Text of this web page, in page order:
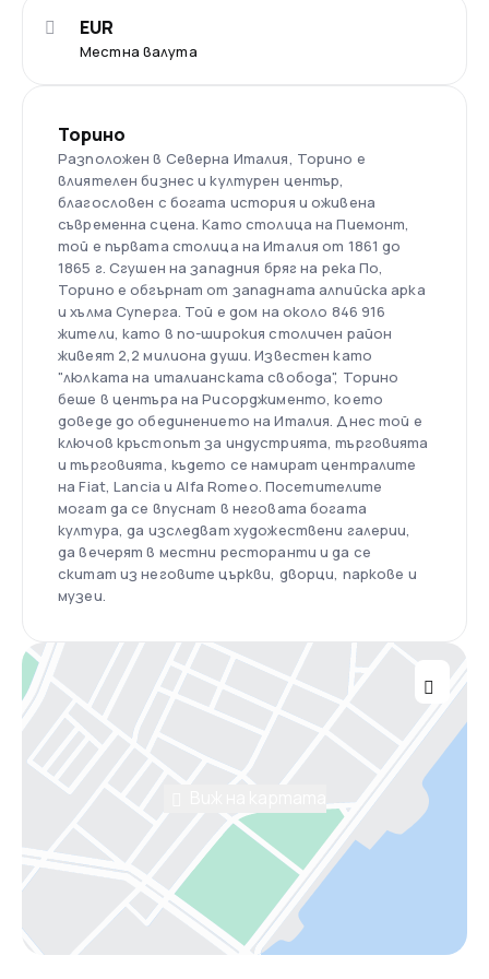
Местна валута
EUR
Торино
Разположен в Северна Италия, Торино е
влиятелен бизнес и културен център,
благословен с богата история и оживена
съвременна сцена. Като столица на Пиемонт,
той е първата столица на Италия от 1861 до
1865 г. Сгушен на западния бряг на река По,
Торино е обгърнат от западната алпийска арка
и хълма Суперга. Той е дом на около 846 916
жители, като в по-широкия столичен район
живеят 2,2 милиона души. Известен като
"люлката на италианската свобода", Торино
беше в центъра на Рисорджименто, което
доведе до обединението на Италия. Днес той е
ключов кръстопът за индустрията, търговията
и търговията, където се намират централите
на Fiat, Lancia и Alfa Romeo. Посетителите
могат да се впуснат в неговата богата
култура, да изследват художествени галерии,
да вечерят в местни ресторанти и да се
скитат из неговите църкви, дворци, паркове и
музеи.